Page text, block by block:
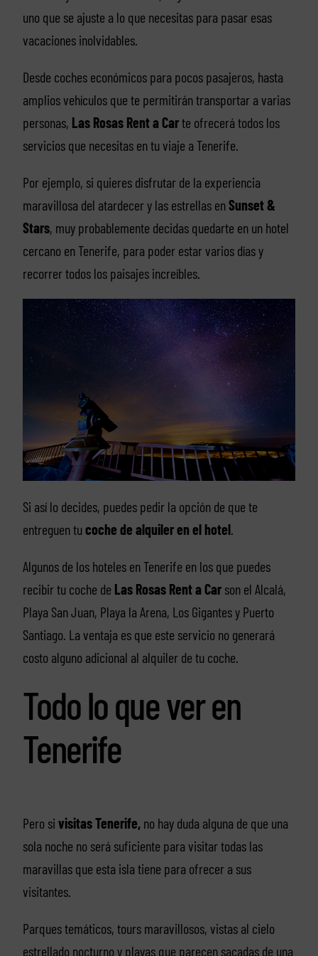
uno que se ajuste a lo que necesitas para pasar esas
vacaciones inolvidables.
Desde coches económicos para pocos pasajeros, hasta
amplios vehículos que te permitirán transportar a varias
personas, Las Rosas Rent a Carte ofrecerá todos los
servicios que necesitas en tu viaje a Tenerife.
Por ejemplo, si quieres disfrutar de la experiencia
maravillosa del atardecer y las estrellas enSunset &
Stars, muy probablemente decidas quedarte en un hotel
cercano en Tenerife, para poder estar varios días y
recorrer todos los paisajes increíbles.
Si así lo decides, puedes pedir la opción de que te
entreguen tu coche de alquiler en el hotel.
Algunos de los hoteles en Tenerife en los que puedes
recibir tu coche de Las Rosas Rent a Carson el Alcalá,
Playa San Juan, Playa la Arena, Los Gigantes y Puerto
Santiago. La ventaja es que este servicio no generará
costo alguno adicional al alquiler de tu coche.
Todo lo que ver en
Tenerife
Pero si visitas Tenerife,no hay duda alguna de que una
sola noche no será suficiente para visitar todas las
maravillas que esta isla tiene para ofrecer a sus
visitantes.
Parques temáticos, tours maravillosos, vistas al cielo
estrellado nocturno y playas que parecen sacadas de una